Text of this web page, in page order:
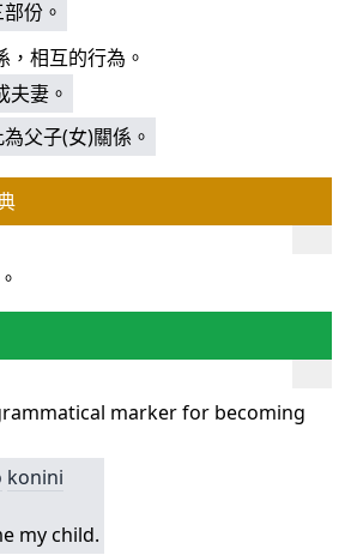
份。
，相互的行為。
夫妻。
父子(女)關係。
marker for becoming
konini
my child.